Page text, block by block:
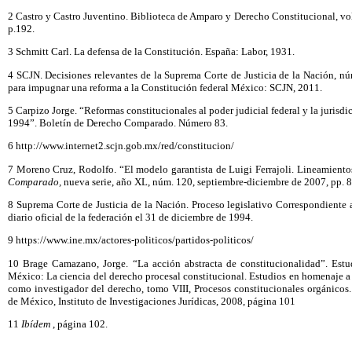
2 Castro y Castro Juventino. Biblioteca de Amparo y Derecho Constitucional,
p.192.
3 Schmitt Carl. La defensa de la Constitución. España: Labor, 1931.
4 SCJN. Decisiones relevantes de la Suprema Corte de Justicia de la Nación,
para impugnar una reforma a la Constitución federal México: SCJN, 2011.
5 Carpizo Jorge. “Reformas constitucionales al poder judicial federal y la
1994”. Boletín de Derecho Comparado. Número 83.
6 http://www.internet2.scjn.gob.mx/red/constitucion/
7 Moreno Cruz, Rodolfo. “El modelo garantista de Luigi Ferrajoli.
Comparado, nueva serie, año XL, núm. 120, septiembre-diciembre de 2007, pp.
8 Suprema Corte de Justicia de la Nación. Proceso legislativo
diario oficial de la federación el 31 de diciembre de 1994.
9 https://www.ine.mx/actores-politicos/partidos-politicos/
10 Brage Camazano, Jorge. “La acción abstracta de constitucionalidad”.
México: La ciencia del derecho procesal constitucional. Estudios en homenaje
como investigador del derecho, tomo VIII, Procesos constitucionales
de México, Instituto de Investigaciones Jurídicas, 2008, página 101
11 Ibídem , página 102.